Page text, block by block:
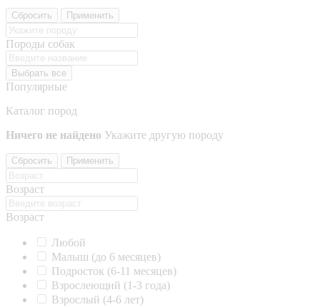
Сбросить Применить
Породы собак
Выбрать все
Популярные
Каталог пород
Ничего не найдено Укажите другую породу
Сбросить Применить
Возраст
Возраст
Любой
Малыш (до 6 месяцев)
Подросток (6-11 месяцев)
Взрослеющий (1-3 года)
Взрослый (4-6 лет)